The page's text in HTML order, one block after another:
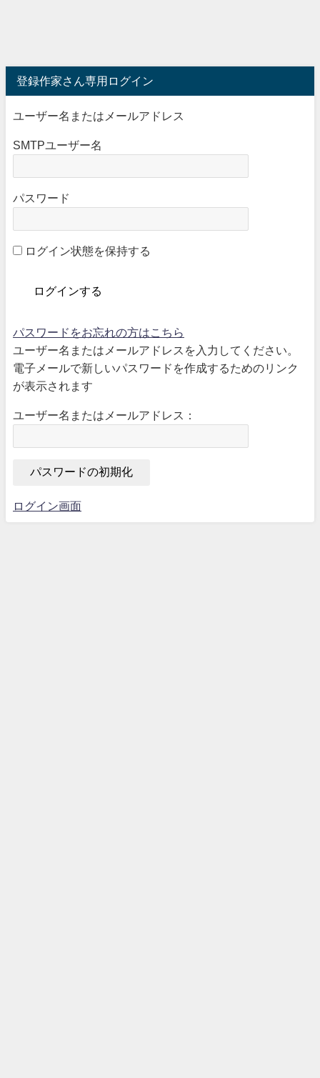
登録作家さん専用ログイン
ユーザー名またはメールアドレス
SMTPユーザー名
パスワード
ログイン状態を保持する
パスワードをお忘れの方はこちら
ユーザー名またはメールアドレスを入力してください。
電子メールで新しいパスワードを作成するためのリンク
が表示されます
ユーザー名またはメールアドレス：
ログイン画面